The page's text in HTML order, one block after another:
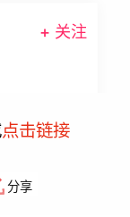
+ 关注
点击链接
分享